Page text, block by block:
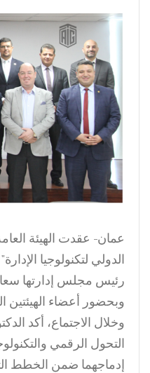
عمان- عقدت الهيئة
الدولي لتكنولوجيا
رئيس مجلس إدارتها
وبحضور أعضاء الهيئتين
وخلال الاجتماع، أكد
التحول الرقمي
إدماجهما ضمن الخطط